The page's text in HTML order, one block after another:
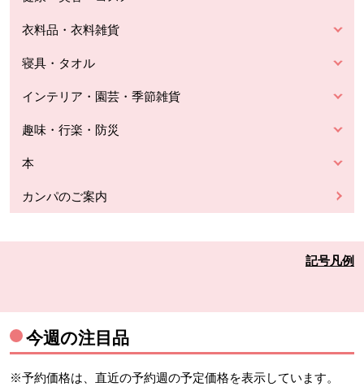
衣料品・衣料雑貨
寝具・タオル
インテリア・園芸・季節雑貨
趣味・行楽・防災
本
カンパのご案内
記号凡例
今週の注目品
※予約価格は、直近の予約週の予定価格を表示しています。